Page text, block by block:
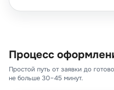
Процесс
Простой путь от заявки до
не больше 30–45 минут.